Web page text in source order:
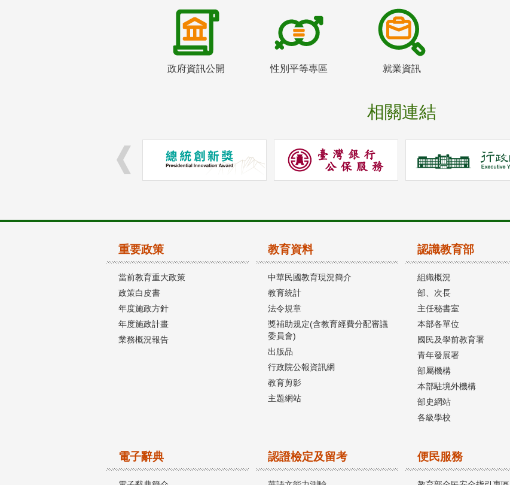
政府資訊公開 性別平等專區 就業資訊
相關連結
重要政策
當前教育重大政策
政策白皮書
年度施政方針
年度施政計畫
業務概況報告
教育資料
中華民國教育現況簡介
教育統計
法令規章
獎補助規定(含教育經費分配審議
委員會)
出版品
行政院公報資訊網
教育剪影
主題網站
認識教育部
組織概況
部、次長
主任秘書室
本部各單位
國民及學前教育署
青年發展署
部屬機構
本部駐境外機構
部史網站
各級學校
電子辭典 認證檢定及留考 便民服務